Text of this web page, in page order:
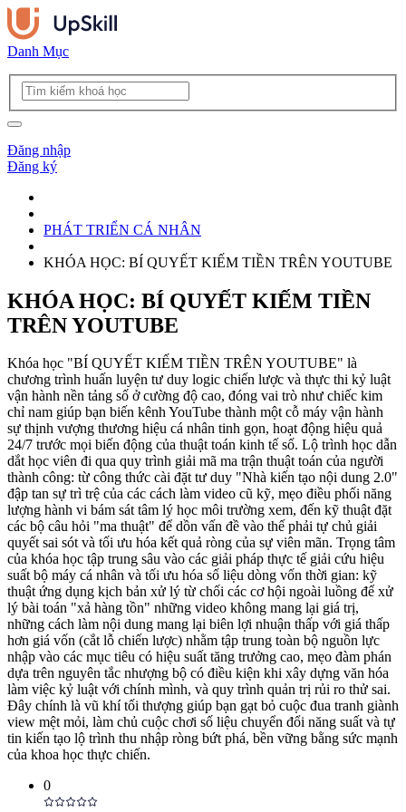
Danh Mục
Đăng nhập
Đăng ký
PHÁT TRIỂN CÁ NHÂN
KHÓA HỌC: BÍ QUYẾT KIẾM TIỀN TRÊN YOUTUBE
KHÓA HỌC: BÍ QUYẾT KIẾM TIỀN
TRÊN YOUTUBE
Khóa học "BÍ QUYẾT KIẾM TIỀN TRÊN YOUTUBE" là
chương trình huấn luyện tư duy logic chiến lược và thực thi kỷ luật
vận hành nền tảng số ở cường độ cao, đóng vai trò như chiếc kim
chỉ nam giúp bạn biến kênh YouTube thành một cỗ máy vận hành
sự thịnh vượng thương hiệu cá nhân tinh gọn, hoạt động hiệu quả
24/7 trước mọi biến động của thuật toán kinh tế số. Lộ trình học dẫn
dắt học viên đi qua quy trình giải mã ma trận thuật toán của người
thành công: từ công thức cài đặt tư duy "Nhà kiến tạo nội dung 2.0"
đập tan sự trì trệ của các cách làm video cũ kỹ, mẹo điều phối năng
lượng hành vi bám sát tâm lý học môi trường xem, đến kỹ thuật đặt
các bộ câu hỏi "ma thuật" để dồn vấn đề vào thế phải tự chủ giải
quyết sai sót và tối ưu hóa kết quả ròng của sự viên mãn. Trọng tâm
của khóa học tập trung sâu vào các giải pháp thực tế giải cứu hiệu
suất bộ máy cá nhân và tối ưu hóa số liệu dòng vốn thời gian: kỹ
thuật ứng dụng kịch bản xử lý từ chối các cơ hội ngoài luồng để xử
lý bài toán "xả hàng tồn" những video không mang lại giá trị,
những cách làm nội dung mang lại biên lợi nhuận thấp với giá thấp
hơn giá vốn (cắt lỗ chiến lược) nhằm tập trung toàn bộ nguồn lực
nhập vào các mục tiêu có hiệu suất tăng trưởng cao, mẹo đàm phán
dựa trên nguyên tắc nhượng bộ có điều kiện khi xây dựng văn hóa
làm việc kỷ luật với chính mình, và quy trình quản trị rủi ro thử sai.
Đây chính là vũ khí tối thượng giúp bạn gạt bỏ cuộc đua tranh giành
view mệt mỏi, làm chủ cuộc chơi số liệu chuyển đổi năng suất và tự
tin kiến tạo lộ trình thu nhập ròng bứt phá, bền vững bằng sức mạnh
của khoa học thực chiến.
0